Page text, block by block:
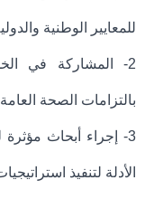
للمعايير الوطنية
2- المشاركة في
بالتزامات الصحة
3- إجراء أبحاث مؤثرة
الأدلة لتنفيذ